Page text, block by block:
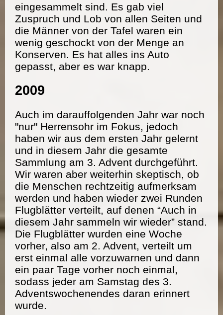
eingesammelt sind. Es gab viel
Zuspruch und Lob von allen Seiten und
die Männer von der Tafel waren ein
wenig geschockt von der Menge an
Konserven. Es hat alles ins Auto
gepasst, aber es war knapp.
2009
Auch im darauffolgenden Jahr war noch
"nur" Herrensohr im Fokus, jedoch
haben wir aus dem ersten Jahr gelernt
und in diesem Jahr die gesamte
Sammlung am 3. Advent durchgeführt.
Wir waren aber weiterhin skeptisch, ob
die Menschen rechtzeitig aufmerksam
werden und haben wieder zwei Runden
Flugblätter verteilt, auf denen “Auch in
diesem Jahr sammeln wir wieder” stand.
Die Flugblätter wurden eine Woche
vorher, also am 2. Advent, verteilt um
erst einmal alle vorzuwarnen und dann
ein paar Tage vorher noch einmal,
sodass jeder am Samstag des 3.
Adventswochenendes daran erinnert
wurde.